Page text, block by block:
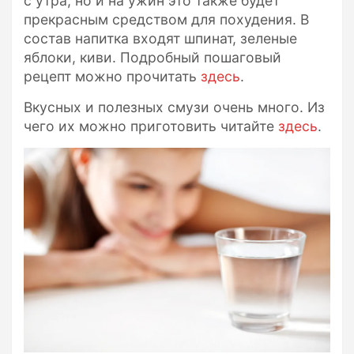
прекрасным средством для похудения. В
состав напитка входят шпинат, зеленые
яблоки, киви. Подробный пошаговый
рецепт можно прочитать здесь.
Вкусных и полезных смузи очень много. Из
чего их можно приготовить читайте здесь.